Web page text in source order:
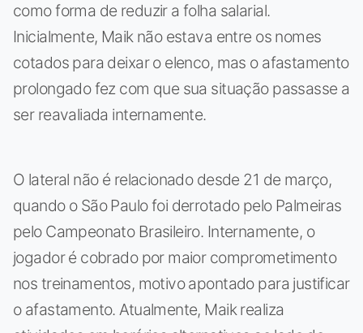
como forma de reduzir a folha salarial.
Inicialmente, Maik não estava entre os nomes
cotados para deixar o elenco, mas o afastamento
prolongado fez com que sua situação passasse a
ser reavaliada internamente.
O lateral não é relacionado desde 21 de março,
quando o São Paulo foi derrotado pelo Palmeiras
pelo Campeonato Brasileiro. Internamente, o
jogador é cobrado por maior comprometimento
nos treinamentos, motivo apontado para justificar
o afastamento. Atualmente, Maik realiza